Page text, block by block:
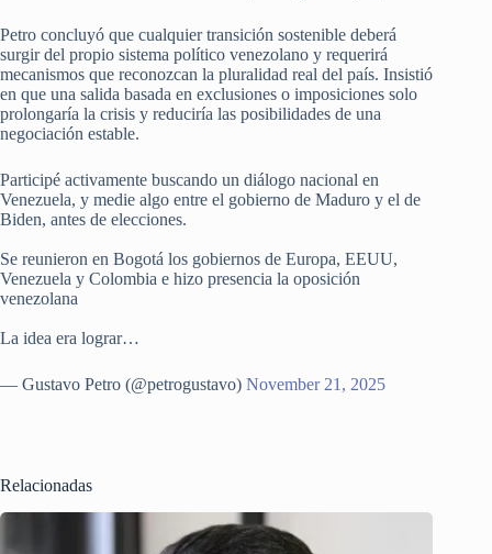
Petro concluyó que cualquier transición sostenible deberá
surgir del propio sistema político venezolano y requerirá
mecanismos que reconozcan la pluralidad real del país. Insistió
en que una salida basada en exclusiones o imposiciones solo
prolongaría la crisis y reduciría las posibilidades de una
negociación estable.
Participé activamente buscando un diálogo nacional en
Venezuela, y medie algo entre el gobierno de Maduro y el de
Biden, antes de elecciones.
Se reunieron en Bogotá los gobiernos de Europa, EEUU,
Venezuela y Colombia e hizo presencia la oposición
venezolana
La idea era lograr…
— Gustavo Petro (@petrogustavo) November 21, 2025
Relacionadas